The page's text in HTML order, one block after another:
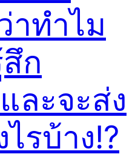
าทำไม
ก
และจะส่ง
รบ้าง!?